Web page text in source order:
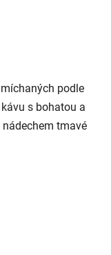
podle
s bohatou a
tmavé